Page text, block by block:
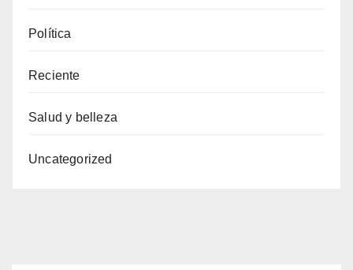
Política
Reciente
Salud y belleza
Uncategorized